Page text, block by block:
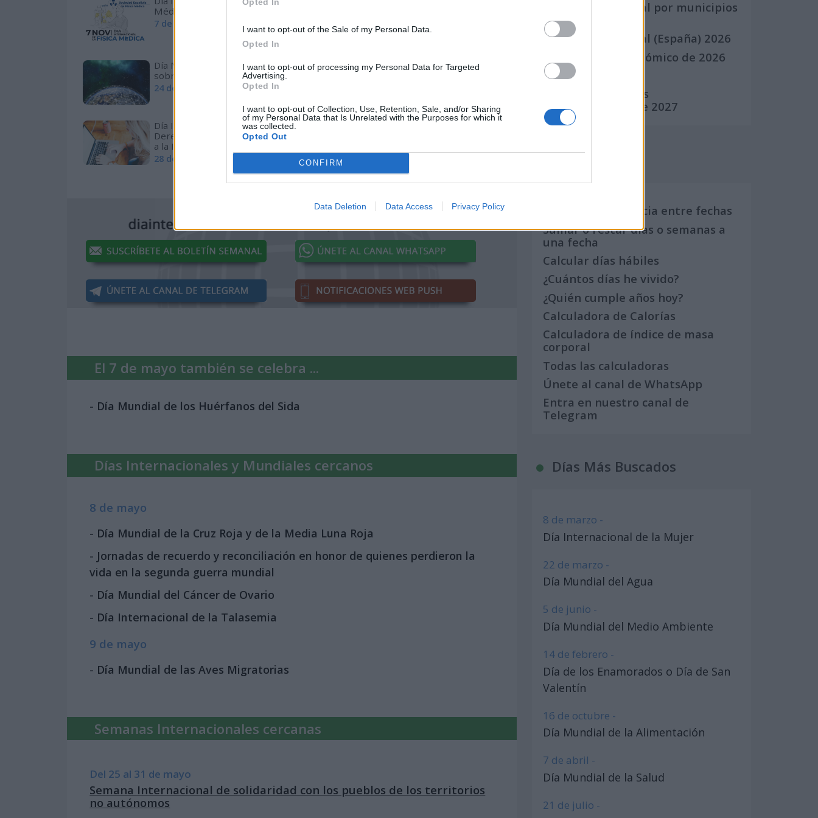
I want to opt-out of the Sale of my Personal Data.
Opted In
I want to opt-out of processing my Personal Data for Targeted
Advertising.
Opted In
I want to opt-out of Collection, Use, Retention, Sale, and/or Sharing
of my Personal Data that Is Unrelated with the Purposes for which it
was collected.
Opted Out
CONFIRM
Data Deletion Data Access Privacy Policy
Médica
7 de noviembre de 2026 10 de febrero de 2026
Día Mundial de Información
sobre el Desarrollo
24 de octubre de 2026
Día Mundial de la Gestión de
Instalaciones
Día Internacional del
Derecho de Acceso Universal
a la Información
28 de septiembre de 2026
Día Mundial de la Propiedad
El 7 de mayo también se celebra ...
- Día Mundial de los Huérfanos del Sida
Días Internacionales y Mundiales cercanos
8 de mayo
- Día Mundial de la Cruz Roja y de la Media Luna Roja
- Jornadas de recuerdo y reconciliación en honor de quienes perdieron la
vida en la segunda guerra mundial
- Día Mundial del Cáncer de Ovario
- Día Internacional de la Talasemia
9 de mayo
- Día Mundial de las Aves Migratorias
Semanas Internacionales cercanas
Del 25 al 31 de mayo
Semana Internacional de solidaridad con los pueblos de los territorios
no autónomos
Calendario Laboral por municipios
(España)
Calendario Laboral (España) 2026
Calendario Astronómico de 2026
Calendario Lunar
Calendario de Días
Internacionales de 2027
Calcula la diferencia entre fechas
Sumar o restar días o semanas a
una fecha
Calcular días hábiles
¿Cuántos días he vivido?
¿Quién cumple años hoy?
Calculadora de Calorías
Calculadora de índice de masa
corporal
Todas las calculadoras
Únete al canal de WhatsApp
Entra en nuestro canal de
Telegram
Días Más Buscados
8 de marzo -
Día Internacional de la Mujer
22 de marzo -
Día Mundial del Agua
5 de junio -
Día Mundial del Medio Ambiente
14 de febrero -
Día de los Enamorados o Día de San
Valentín
16 de octubre -
Día Mundial de la Alimentación
7 de abril -
Día Mundial de la Salud
21 de julio -